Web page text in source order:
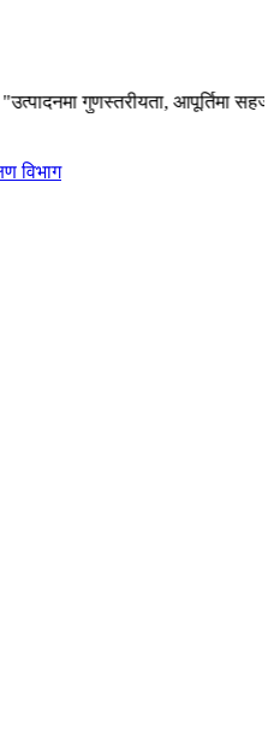
"उत्पादनमा गुणस्तरीयता, आपूर्तिमा